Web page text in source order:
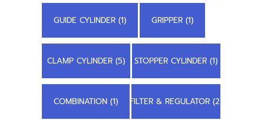
GUIDE CYLINDER (1) GRIPPER (1)
CLAMP CYLINDER (5) STOPPER CYLINDER (1)
COMBINATION (1) FILTER & REGULATOR (2)